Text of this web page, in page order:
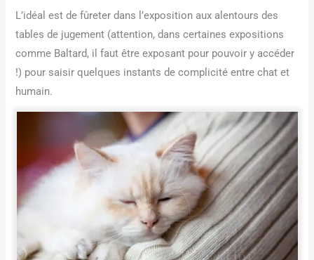
L’idéal est de fûreter dans l’exposition aux alentours des
tables de jugement (attention, dans certaines expositions
comme Baltard, il faut être exposant pour pouvoir y accéder
!) pour saisir quelques instants de complicité entre chat et
humain.